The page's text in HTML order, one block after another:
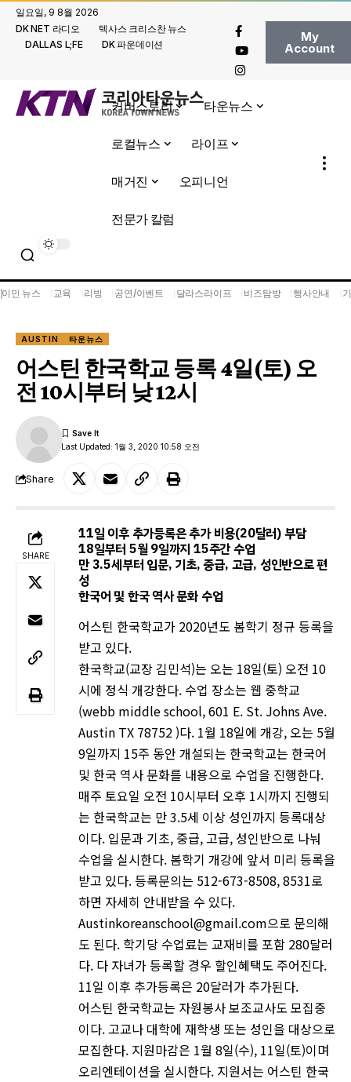
일요일, 9 8월 2026
DK NET 라디오
텍사스 크리스찬 뉴스
DALLAS L;FE
DK 파운데이션
My
Account
커버스토리 타운뉴스
로컬뉴스 라이프
매거진 오피니언
전문가 칼럼
이민 뉴스 교육 리빙 공연/이벤트 달라스라이프 비즈탐방 행사안내
AUSTIN 타운뉴스
어스틴 한국학교 등록 4일(토) 오
전 10시부터 낮 12시
Last Updated: 1월 3, 2020 10:58 오전
Share
SHARE
11일 이후 추가등록은 추가 비용(20달러) 부담
18일부터 5월 9일까지 15주간 수업
만 3.5세부터 입문, 기초, 중급, 고급, 성인반으로 편
성
한국어 및 한국 역사 문화 수업
어스틴 한국학교가 2020년도 봄학기 정규 등록을
받고 있다.
한국학교(교장 김민석)는 오는 18일(토) 오전 10
시에 정식 개강한다. 수업 장소는 웹 중학교
(webb middle school, 601 E. St. Johns Ave.
Austin TX 78752 )다. 1월 18일에 개강, 오는 5월
9일까지 15주 동안 개설되는 한국학교는 한국어
및 한국 역사 문화를 내용으로 수업을 진행한다.
매주 토요일 오전 10시부터 오후 1시까지 진행되
는 한국학교는 만 3.5세 이상 성인까지 등록대상
이다. 입문과 기초, 중급, 고급, 성인반으로 나눠
수업을 실시한다. 봄학기 개강에 앞서 미리 등록을
받고 있다. 등록문의는 512-673-8508, 8531로
하면 자세히 안내받을 수 있다.
Austinkoreanschool@gmail.com으로 문의해
도 된다. 학기당 수업료는 교재비를 포함 280달러
다. 다 자녀가 등록할 경우 할인혜택도 주어진다.
11일 이후 추가등록은 20달러가 추가된다.
어스틴 한국학교는 자원봉사 보조교사도 모집중
이다. 고교나 대학에 재학생 또는 성인을 대상으로
모집한다. 지원마감은 1월 8일(수), 11일(토)이며
오리엔테이션을 실시한다. 지원서는 어스틴 한국